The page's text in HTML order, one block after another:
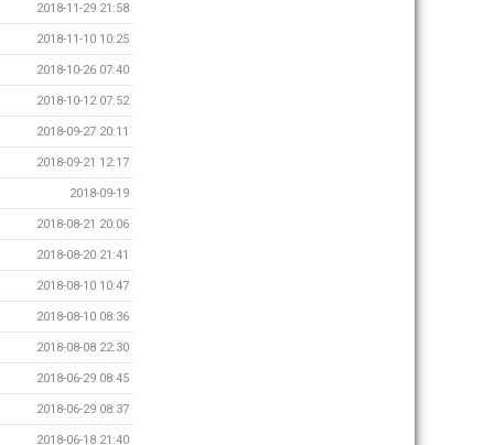
2018-11-29 21:58
2018-11-10 10:25
2018-10-26 07:40
2018-10-12 07:52
2018-09-27 20:11
2018-09-21 12:17
2018-09-19
2018-08-21 20:06
2018-08-20 21:41
2018-08-10 10:47
2018-08-10 08:36
2018-08-08 22:30
2018-06-29 08:45
2018-06-29 08:37
2018-06-18 21:40